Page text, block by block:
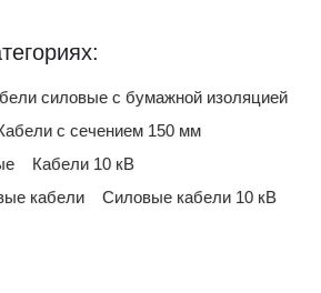
силовые с бумажной изоляцией
с сечением 150 мм
Кабели 10 кВ
кабели
Силовые кабели 10 кВ